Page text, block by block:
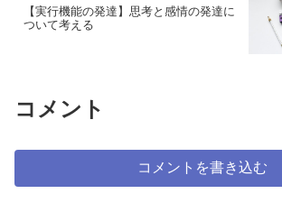
【実行機能の発達】思考と感情の発達に
ついて考える
コメント
コメントを書き込む